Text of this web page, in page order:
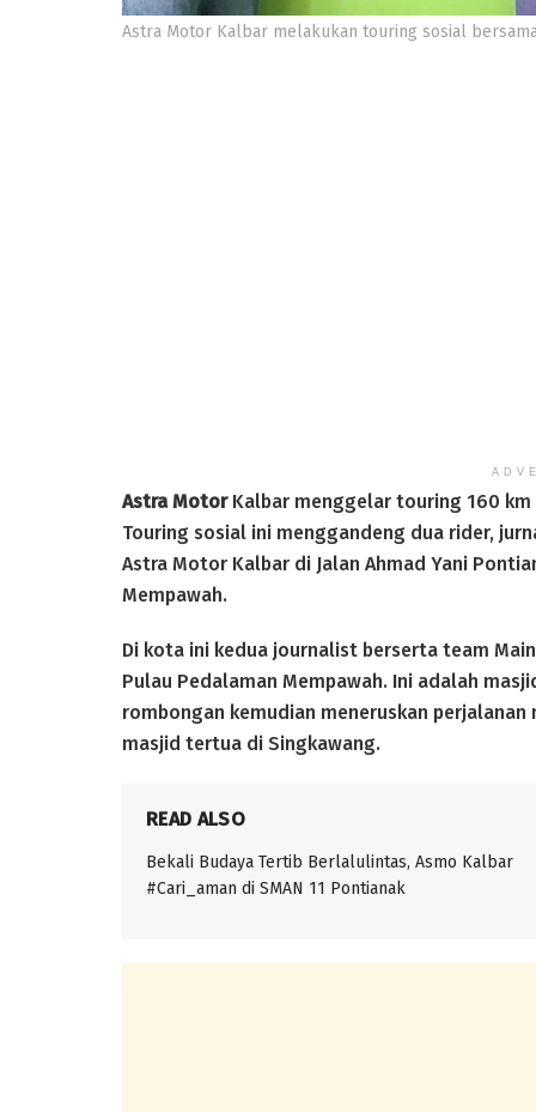
Astra Motor Kalbar melakukan touring sosial
Astra MotorKalbar menggelar touring 160 km
Touring sosial ini menggandeng dua rider,
Astra Motor Kalbar di Jalan Ahmad Yani
Mempawah.
Di kota ini kedua journalist berserta team
Pulau Pedalaman Mempawah. Ini adalah
rombongan kemudian meneruskan
masjid tertua di Singkawang.
READ ALSO
Bekali Budaya Tertib Berlalulintas, Asmo Kalbar
#Cari_aman di SMAN 11 Pontianak